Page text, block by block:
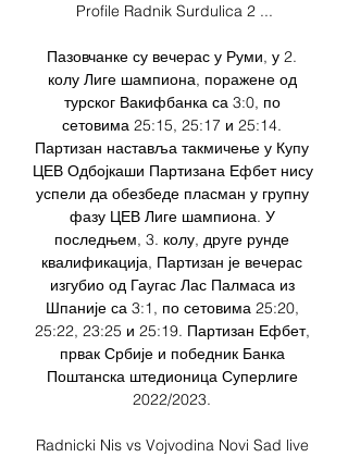
Profile Radnik Surdulica 2 ...
Пазовчанке су вечерас у Руми, у 2.
колу Лиге шампиона, поражене од
турског Вакифбанка са 3:0, по
сетовима 25:15, 25:17 и 25:14.
Партизан наставља такмичење у Купу
ЦЕВ Одбојкаши Партизана Ефбет нису
успели да обезбеде пласман у групну
фазу ЦЕВ Лиге шампиона. У
последњем, 3. колу, друге рунде
квалификација, Партизан је вечерас
изгубио од Гаугас Лас Палмаса из
Шпаније са 3:1, по сетовима 25:20,
25:22, 23:25 и 25:19. Партизан Ефбет,
првак Србије и победник Банка
Поштанска штедионица Суперлиге
2022/2023.
Radnicki Nis vs Vojvodina Novi Sad live